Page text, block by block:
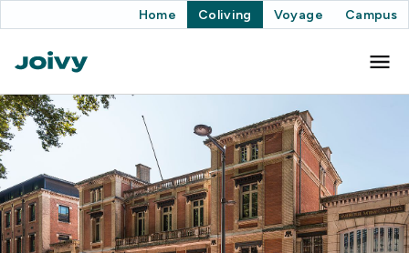
Home Coliving Voyage Campus